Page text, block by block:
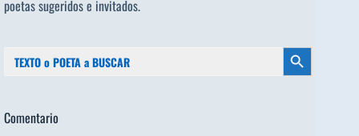
poetas sugeridose invitados.
Botón de búsqueda
Comentario